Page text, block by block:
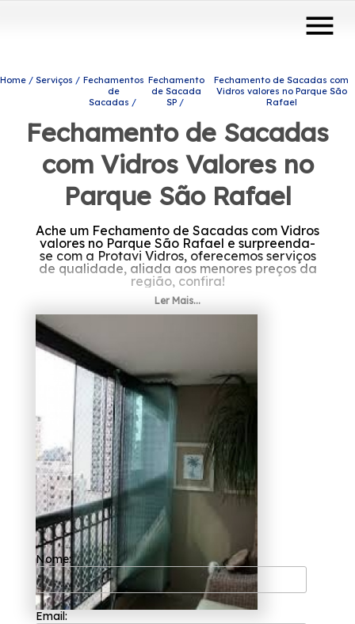
menu
Home Serviços
Fechamentos
de
Sacadas
Fechamento
de Sacada
SP
Fechamento de Sacadas com
Vidros valores no Parque São
Rafael
Fechamento de Sacadas
com Vidros Valores no
Parque São Rafael
Ache um Fechamento de Sacadas com Vidros
valores no Parque São Rafael e surpreenda-
se com a Protavi Vidros, oferecemos serviços
de qualidade, aliada aos menores preços da
região, confira!
Se está buscando por Fechamento de
Sacadas com Vidros valores no Parque São
Rafael, A Protavi Vidros atua no ramo de
engenharia de vidros e oferece para seus
clientes produtos e serviços como o de portas
de vidro, box para banheiros e
envidraçamento de sacadas. Fale conosco e
tenha um ambiente mais moderno, estamos à
sua disposição.
Ler Mais...
Nome:
Email: